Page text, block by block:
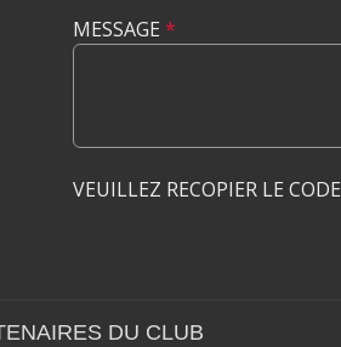
MESSAGE *
VEUILLEZ RECOPIER LE CODE
DU CLUB